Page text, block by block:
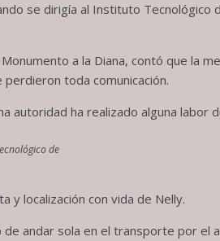
se dirigía al Instituto Tecnológico
a la Diana, contó que la
toda comunicación.
autoridad ha realizado alguna labor
de
y localización con vida de Nelly.
andar sola en el transporte por el